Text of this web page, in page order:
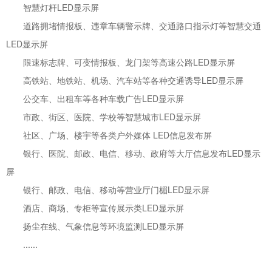
智慧灯杆LED显示屏
道路拥堵情报板、违章车辆警示牌、交通路口指示灯等智慧交通
LED显示屏
限速标志牌、可变情报板、龙门架等高速公路LED显示屏
高铁站、地铁站、机场、汽车站等各种交通诱导LED显示屏
公交车、出租车等各种车载广告LED显示屏
市政、街区、医院、学校等智慧城市LED显示屏
社区、广场、楼宇等各类户外媒体 LED信息发布屏
银行、医院、邮政、电信、移动、政府等大厅信息发布LED显示
屏
银行、邮政、电信、移动等营业厅门楣LED显示屏
酒店、商场、专柜等宣传展示类LED显示屏
扬尘在线、气象信息等环境监测LED显示屏
......